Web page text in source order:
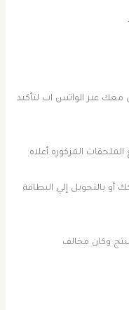
عبر الواتس اب لتأكيد
المزكوره أعلاه
أو بالتحويل إلي البطاقة
وكان مخالف